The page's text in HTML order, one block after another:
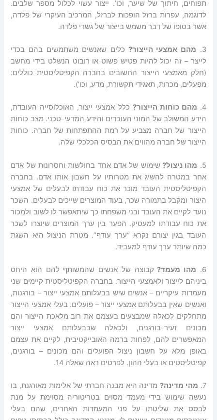
תפוחים, חיתוך של שיער, וכו’. ייצור עשוי לכלול מספר שלבים.
לדוגמה, עפרות ברזל הופכות לברזל, המרכיב העיקרי של פלדה,
אשר בסופו של דבר משמש בייצור של גשרי פלדה.
3. מהם אמצעי הייצור? כלים שאנשים משתמשים בהם בכדי
לייצר – זה יכול להיות פטיש פשוט או רובוט הנשלט בידי מחשב
(חלק מאמצעי הייצור החשובים בחברה הקפיטליסטית כוללים:
מפעלים, מכרות, תאגידי תקשורת, מדע, וכו’).
4. מהם כוחות הייצור? כלל אמצעי ייצור, האוכלוסייה העובדת,
הידע המשולב של המוני העובדים והידע המדעי-טכני. מצב כוחות
הייצור של חברה מצביע על רמת ההתפתחות של חברה. כוחות
הייצור של חברה מהווים את הבסיס הכלכלי שלה.
5. מהו ניצול? שימוש של אדם אחד בחולשות וחסרונות של אדם
אחר במטרה להשיג את מטרותיו על חשבון אותו אדם. בחברה
הקפיטליסטית העובד מוכר את כוח עבודתו לבעלים של אמצעי
היצור ומקבל בתמורה שכר, בעוד המוצרים שייכים לבעלים. השכר
נועד לקיים את העובד ובני משפחתו כך שיתאפשר לו לשוב ולמכור
את כוח עבודתו למעסיק. הפער בין ערך המוצרים שיוצרו לשכר
העובד בגין יצורם נקרא “ערך עודף”. מטרת הניצול היא השגת
כמה שיותר ערך עודף למעביד.
6. מהו מעמד? קבוצה של אנשים שהמשותף להם הוא היחס
ביניהם לייצור ולאמצעי הייצור. בחברה הקפיטליסטית קיימים שני
מעמדות עיקריים – אנשים שיש בבעלותם אמצעי ייצור – בורגנות,
ואנשים שאין בבעלותם אמצעי ייצור – פועלים. בעלי אמצעי הייצור
מתחלקים לכאלה שמבצעים בעצמם את רוב מלאכת הייצור והם
מכונים זעיר-בורגנים, ולכאלה שבבעלותם אמצעי ייצור
המאפשרים להם, לפחות ברמה האובייקטיבית, לקיים את עצמם
באופן מלא על חשבון ניצול הפועלים והם מכונים – בורגנים,
קפיטליסטים או בעלי ההון. לפרטים ראה שאלה 14.
7. מהי מדינה?מדינה היא מבנה חברתי של אלימות מאורגנת, בו
נעשה שימוש בידי מעמד מסוים בטריטוריה מסוימת על מנת
לבסס את שליטתו על פני המעמדות האחרים, שהם בעלי